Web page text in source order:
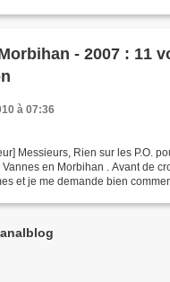
- 2007 : 11
à 07:36
Messieurs, Rien sur les P.O.
en Morbihan . Avant de
et je me demande bien